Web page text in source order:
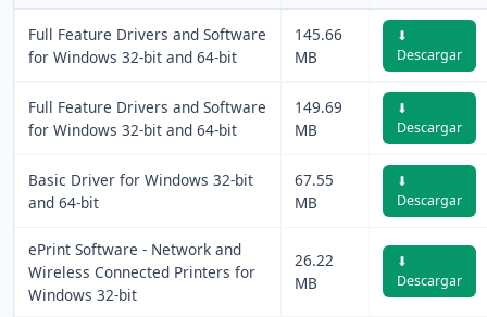
Full Feature Drivers and Software
for Windows 32-bit and 64-bit
145.66
MB
⬇
Descargar
Full Feature Drivers and Software
for Windows 32-bit and 64-bit
149.69
MB
⬇
Descargar
Basic Driver for Windows 32-bit
and 64-bit
67.55
MB
⬇
Descargar
ePrint Software - Network and
Wireless Connected Printers for
Windows 32-bit
26.22
MB
⬇
Descargar